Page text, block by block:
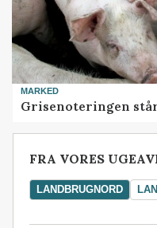
MARKED
Grisenoteringen
FRA VORES
LANDBRUGNORD